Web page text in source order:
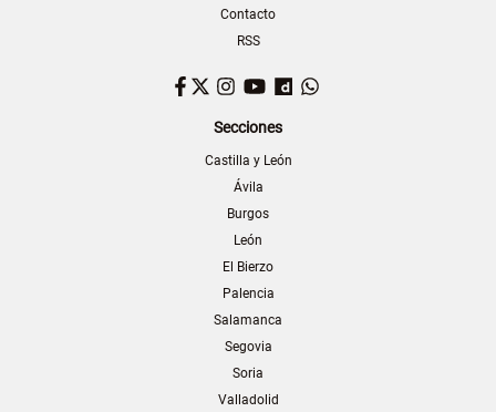
Contacto
RSS
Facebook
TwitterInstagram
YouTubeDailymotion
Secciones
Castilla y León
Ávila
Burgos
León
El Bierzo
Palencia
Salamanca
Segovia
Soria
Valladolid